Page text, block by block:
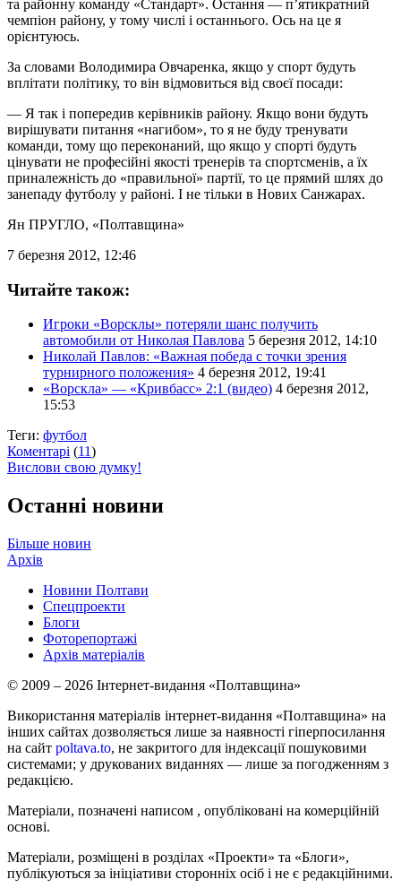
та районну команду «Стандарт». Остання — п’ятикратний
чемпіон району, у тому числі і останнього. Ось на це я
орієнтуюсь.
За словами Володимира Овчаренка, якщо у спорт будуть
вплітати політику, то він відмовиться від своєї посади:
— Я так і попередив керівників району. Якщо вони будуть
вирішувати питання «нагибом», то я не буду тренувати
команди, тому що переконаний, що якщо у спорті будуть
цінувати не професійні якості тренерів та спортсменів, а їх
приналежність до «правильної» партії, то це прямий шлях до
занепаду футболу у районі. І не тільки в Нових Санжарах.
Ян ПРУГЛО, «Полтавщина»
7 березня 2012, 12:46
Читайте також:
Игроки «Ворсклы» потеряли шанс получить
автомобили от Николая Павлова 5 березня 2012, 14:10
Николай Павлов: «Важная победа с точки зрения
турнирного положения» 4 березня 2012, 19:41
«Ворскла» — «Кривбасс» 2:1 (видео) 4 березня 2012,
15:53
Теги: футбол
Коментарі (11)
Вислови свою думку!
Останні новини
Більше новин
Архів
Новини Полтави
Спецпроекти
Блоги
Фоторепортажі
Архів матеріалів
© 2009 – 2026 Інтернет-видання «Полтавщина»
Використання матеріалів інтернет-видання «Полтавщина» на
інших сайтах дозволяється лише за наявності гіперпосилання
на сайт poltava.to, не закритого для індексації пошуковими
системами; у друкованих виданнях — лише за погодженням з
редакцією.
Матеріали, позначені написом , опубліковані на комерційній
основі.
Матеріали, розміщені в розділах «Проекти» та «Блоги»,
публікуються за ініціативи сторонніх осіб і не є редакційними.